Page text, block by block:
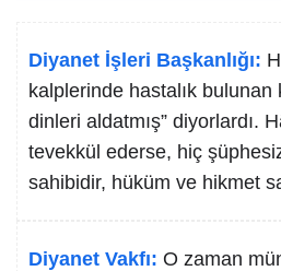
Diyanet İşleri Başkanlığı:
kalplerinde hastalık bulunan
dinleri aldatmış” diyorlardı.
tevekkül ederse, hiç
sahibidir, hüküm ve hikmet
Diyanet Vakfı: O zaman